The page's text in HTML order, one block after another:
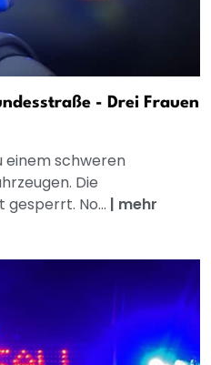
- Drei Frauen
einem schweren
Die
No... | mehr